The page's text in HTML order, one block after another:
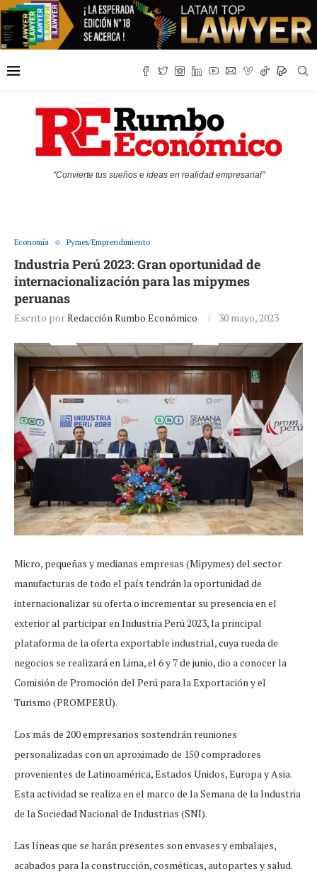
"Convierte tus sueños e ideas en realidad empresarial"
Economía Pymes/Emprendimiento
Industria Perú 2023: Gran oportunidad de
internacionalización para las mipymes
peruanas
Escrito porRedacción Rumbo Económico 30 mayo, 2023
Micro, pequeñas y medianas empresas (Mipymes) del sector
manufacturas de todo el país tendrán la oportunidad de
internacionalizar su oferta o incrementar su presencia en el
exterior al participar en Industria Perú 2023, la principal
plataforma de la oferta exportable industrial, cuya rueda de
negocios se realizará en Lima, el 6 y 7 de junio, dio a conocer la
Comisión de Promoción del Perú para la Exportación y el
Turismo (PROMPERÚ).
Los más de 200 empresarios sostendrán reuniones
personalizadas con un aproximado de 150 compradores
provenientes de Latinoamérica, Estados Unidos, Europa y Asia.
Esta actividad se realiza en el marco de la Semana de la Industria
de la Sociedad Nacional de Industrias (SNI).
Las líneas que se harán presentes son envases y embalajes,
acabados para la construcción, cosméticas, autopartes y salud.